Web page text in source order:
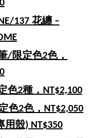
137 花纏 –
/限定色2色，
色2種，NT$2,100
色2色，NT$2,050
用殼) NT$350